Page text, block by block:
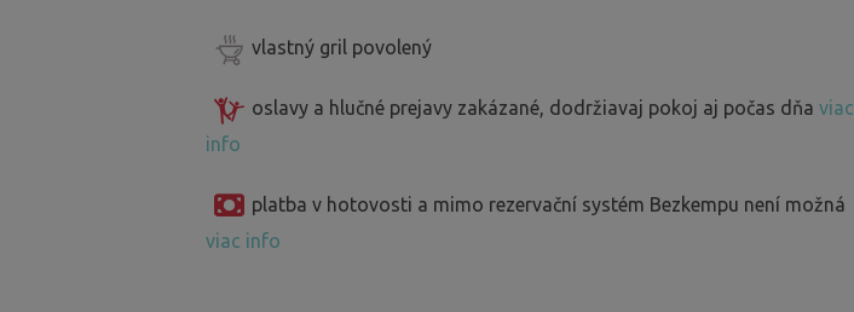
vlastný gril povolený
oslavy a hlučné prejavy zakázané, dodržiavaj pokoj aj počas dňa viac
info
platba v hotovosti a mimo rezervační systém Bezkempu není možná
viac info